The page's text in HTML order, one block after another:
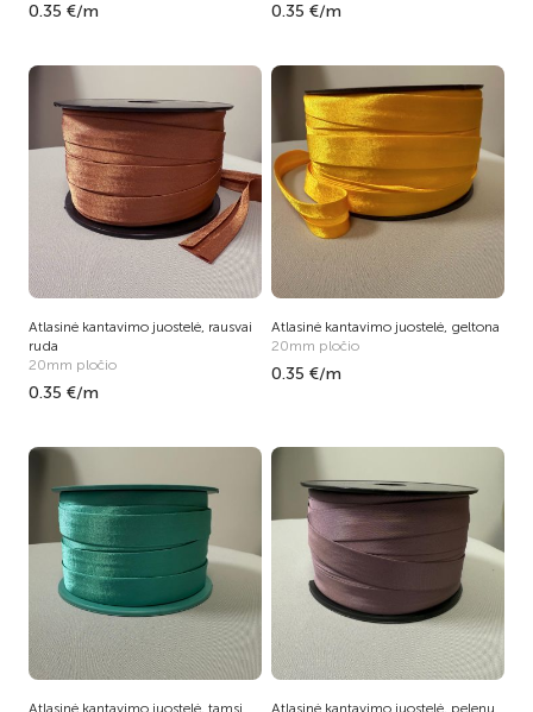
0.35 €/m 0.35 €/m
Atlasinė kantavimo juostelė, rausvai
ruda
20mm pločio
0.35 €/m
Atlasinė kantavimo juostelė, geltona
20mm pločio
0.35 €/m
Atlasinė kantavimo juostelė, tamsi
Atlasinė kantavimo juostelė, pelenų